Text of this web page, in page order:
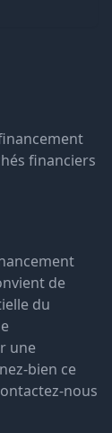
financiers
de
du
une
bien ce
nous